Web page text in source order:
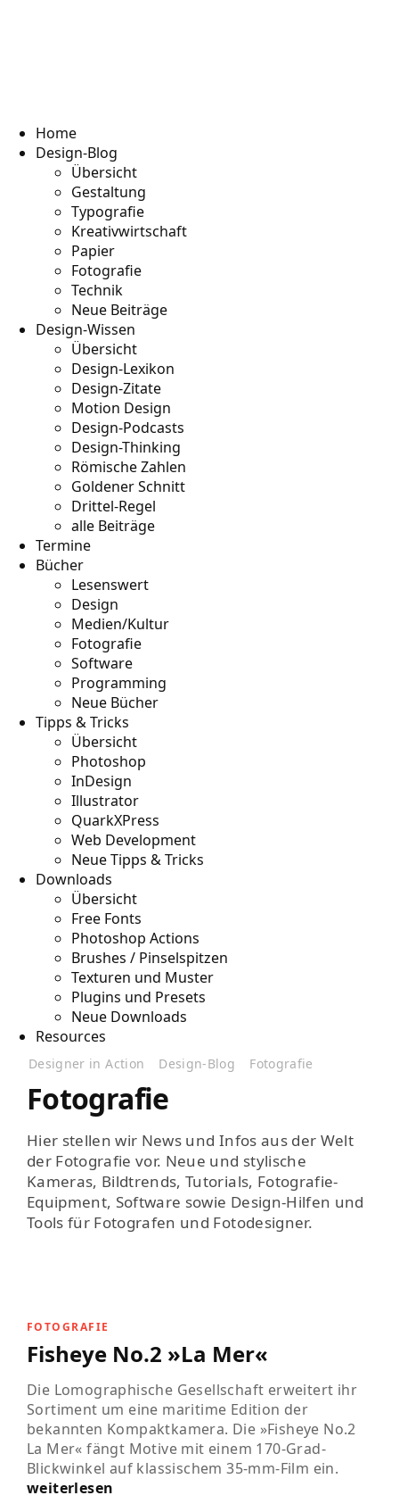
Home
Design-Blog
Übersicht
Gestaltung
Typografie
Kreativwirtschaft
Papier
Fotografie
Technik
Neue Beiträge
Design-Wissen
Übersicht
Design-Lexikon
Design-Zitate
Motion Design
Design-Podcasts
Design-Thinking
Römische Zahlen
Goldener Schnitt
Drittel-Regel
alle Beiträge
Termine
Bücher
Lesenswert
Design
Medien/Kultur
Fotografie
Software
Programming
Neue Bücher
Tipps & Tricks
Übersicht
Photoshop
InDesign
Illustrator
QuarkXPress
Web Development
Neue Tipps & Tricks
Downloads
Übersicht
Free Fonts
Photoshop Actions
Brushes / Pinselspitzen
Texturen und Muster
Plugins und Presets
Neue Downloads
Resources
Designer in Action Design-Blog Fotografie
Fotografie
Hier stellen wir News und Infos aus der Welt
der Fotografie vor. Neue und stylische
Kameras, Bildtrends, Tutorials, Fotografie-
Equipment, Software sowie Design-Hilfen und
Tools für Fotografen und Fotodesigner.
FOTOGRAFIE
Fisheye No.2 »La Mer«
Die Lomographische Gesellschaft erweitert ihr
Sortiment um eine maritime Edition der
bekannten Kompaktkamera. Die »Fisheye No.2
La Mer« fängt Motive mit einem 170-Grad-
Blickwinkel auf klassischem 35-mm-Film ein.
weiterlesen